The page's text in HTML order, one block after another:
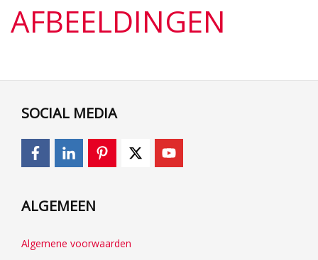
AFBEELDINGEN
SOCIAL MEDIA
ALGEMEEN
Algemene voorwaarden